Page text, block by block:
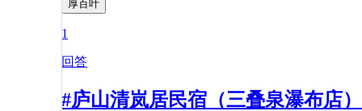
厚百叶
1
回答
#庐山清岚居民宿（三叠泉瀑布店）